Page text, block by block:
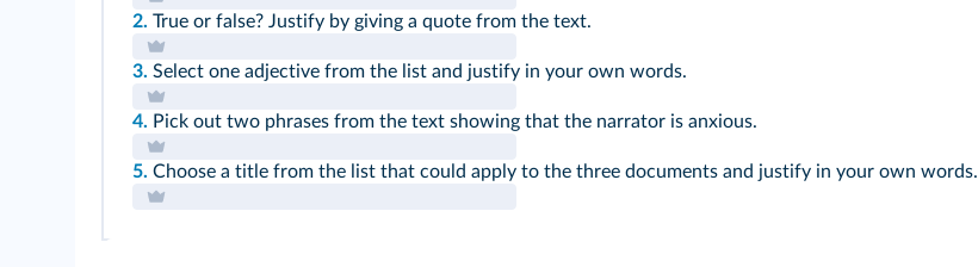
2. True or false? Justify by giving a quote from the text.
3. Select one adjective from the list and justify in your own words.
4. Pick out two phrases from the text showing that the narrator is anxious.
5. Choose a title from the list that could apply to the three documents and justify in your own words.